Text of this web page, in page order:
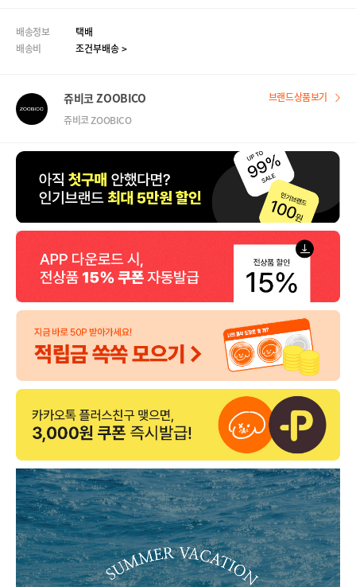
배송정보
택배
배송비
조건부배송 >
쥬비코 ZOOBICO
쥬비코 ZOOBICO
브랜드상품보기